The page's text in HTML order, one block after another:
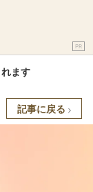
PR
ます
記事に戻る